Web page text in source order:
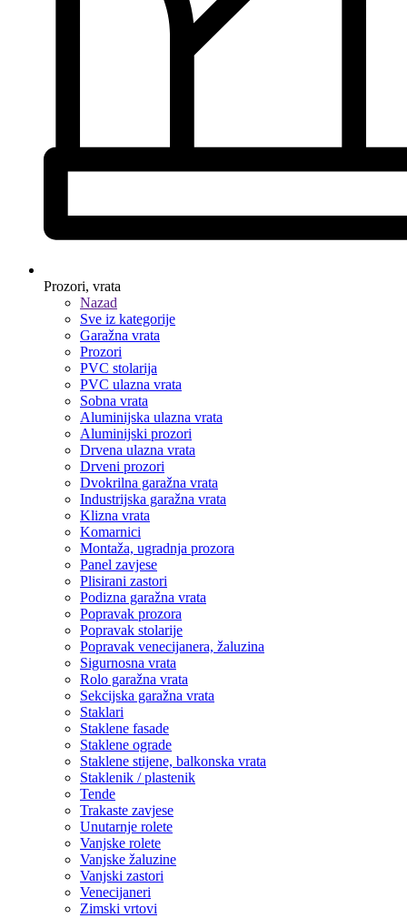
Prozori, vrata
Nazad
Sve iz kategorije
Garažna vrata
Prozori
PVC stolarija
PVC ulazna vrata
Sobna vrata
Aluminijska ulazna vrata
Aluminijski prozori
Drvena ulazna vrata
Drveni prozori
Dvokrilna garažna vrata
Industrijska garažna vrata
Klizna vrata
Komarnici
Montaža, ugradnja prozora
Panel zavjese
Plisirani zastori
Podizna garažna vrata
Popravak prozora
Popravak stolarije
Popravak venecijanera, žaluzina
Sigurnosna vrata
Rolo garažna vrata
Sekcijska garažna vrata
Staklari
Staklene fasade
Staklene ograde
Staklene stijene, balkonska vrata
Staklenik / plastenik
Tende
Trakaste zavjese
Unutarnje rolete
Vanjske rolete
Vanjske žaluzine
Vanjski zastori
Venecijaneri
Zimski vrtovi